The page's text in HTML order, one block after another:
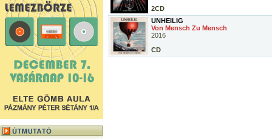
2CD
UNHEILIG
Von Mensch Zu Mensch
2016
CD